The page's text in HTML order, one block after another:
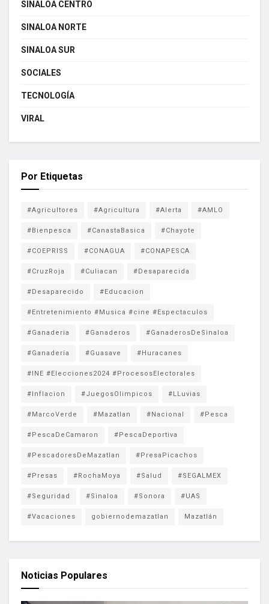
SINALOA CENTRO
SINALOA NORTE
SINALOA SUR
SOCIALES
TECNOLOGÍA
VIRAL
Por Etiquetas
#Agricultores #Agricultura #Alerta #AMLO
#Bienpesca #CanastaBasica #Chayote
#COEPRISS #CONAGUA #CONAPESCA
#CruzRoja #Culiacan #Desaparecida
#Desaparecido #Educacion
#Entretenimiento #Musica #cine #Espectaculos
#Ganaderia #Ganaderos #GanaderosDeSinaloa
#Ganadería #Guasave #Huracanes
#INE #Elecciones2024 #ProcesosElectorales
#Inflacion #JuegosOlimpicos #LLuvias
#MarcoVerde #Mazatlan #Nacional #Pesca
#PescaDeCamaron #PescaDeportiva
#PescadoresDeMazatlan #PresaPicachos
#Presas #RochaMoya #Salud #SEGALMEX
#Seguridad #Sinaloa #Sonora #UAS
#Vacaciones gobiernodemazatlan Mazatlán
Noticias Populares